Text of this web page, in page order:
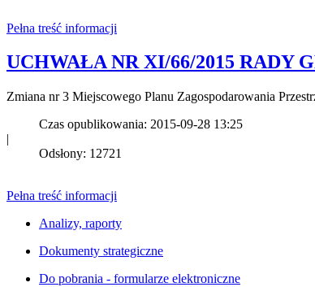
Pełna treść informacji
UCHWAŁA NR XI/66/2015 RADY
Zmiana nr 3 Miejscowego Planu Zagospodarowania
Czas opublikowania: 2015-09-28 13:25
|
Odsłony: 12721
Pełna treść informacji
Analizy, raporty
Dokumenty strategiczne
Do pobrania - formularze elektroniczne